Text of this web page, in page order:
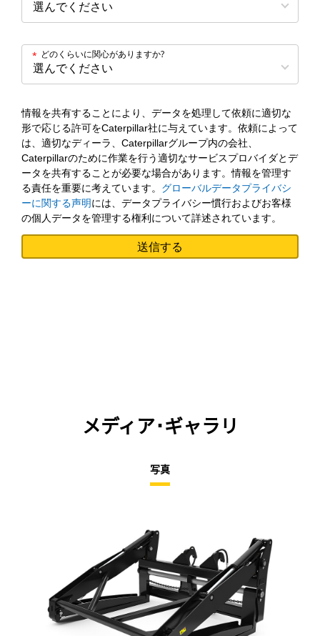
どのくらいに関心がありますか?
*
情報を共有することにより、データを処理して依頼に適切な
形で応じる許可をCaterpillar社に与えています。依頼によって
は、適切なディーラ、Caterpillarグループ内の会社、
Caterpillarのために作業を行う適切なサービスプロバイダとデ
ータを共有することが必要な場合があります。情報を管理す
る責任を重要に考えています。 グローバルデータプライバシ
ーに関する声明には、データプライバシー慣行およびお客様
の個人データを管理する権利について詳述されています。
メディア･ギャラリ
写真